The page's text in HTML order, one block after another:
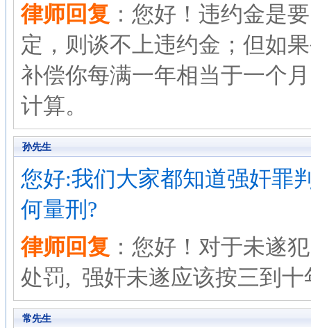
律师回复 ：您好！违约金是
定，则谈不上违约金；但如
补偿你每满一年相当于一个
计算。
孙先生
您好:我们大家都知道强奸罪
何量刑?
律师回复 ：您好！对于未遂
处罚, 强奸未遂应该按三到十
常先生